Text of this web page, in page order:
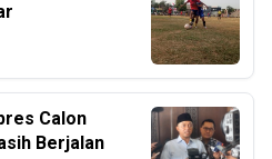
Calon
Berjalan